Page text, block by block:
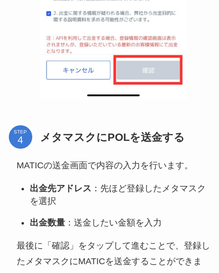
STEP メタマスクにPOLを送金する
MATICの送金画面で内容の入力を行います。
出金先アドレス ：先ほど登録したメタマスク
を選択
出金数量：送金したい金額を入力
最後に「確認」をタップして進むことで、登録し
たメタマスクにMATICを送金することができま